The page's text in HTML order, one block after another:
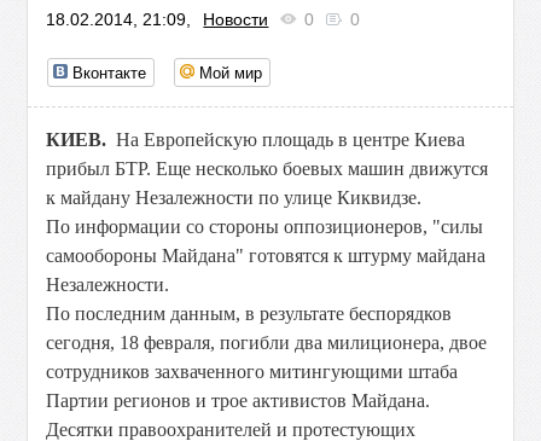
18.02.2014, 21:09, Новости 0 0
Вконтакте Мой мир
КИЕВ. На Европейскую площадь в центре Киева
прибыл БТР. Еще несколько боевых машин движутся
к майдану Незалежности по улице Киквидзе.
По информации со стороны оппозиционеров, "силы
самообороны Майдана" готовятся к штурму майдана
Незалежности.
По последним данным, в результате беспорядков
сегодня, 18 февраля, погибли два милиционера, двое
сотрудников захваченного митингующими штаба
Партии регионов и трое активистов Майдана.
Десятки правоохранителей и протестующих